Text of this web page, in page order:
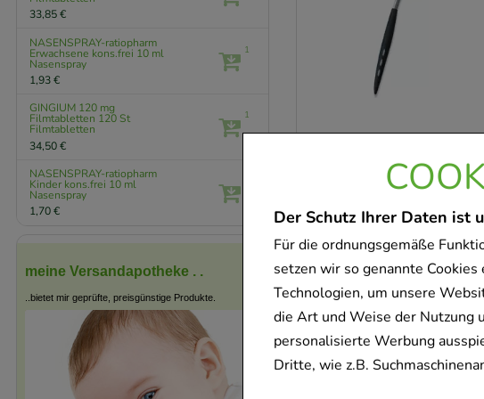
Der Schutz Ihrer Daten ist
Für die ordnungsgemäße
setzen wir so genannte
Technologien, um unsere
die Art und Weise der Nutzung
personalisierte Werbung
Dritte, wie z.B.
33,85 €
NASENSPRAY-ratiopharm
Erwachsene kons.frei 10 ml
Nasenspray
1,93 €
1
GINGIUM 120 mg
Filmtabletten 120 St
Filmtabletten
34,50 €
1
NASENSPRAY-ratiopharm
Kinder kons.frei 10 ml
Nasenspray
1,70 €
meine Versandapotheke . .
..bietet mir geprüfte, preisgünstige Produkte.